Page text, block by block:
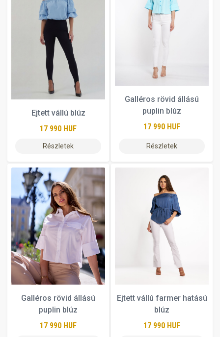
Ejtett vállú blúz
17 990 HUF
Részletek
Galléros rövid állású
puplin blúz
17 990 HUF
Részletek
Galléros rövid állású
puplin blúz
17 990 HUF
Ejtett vállú farmer hatású
blúz
17 990 HUF